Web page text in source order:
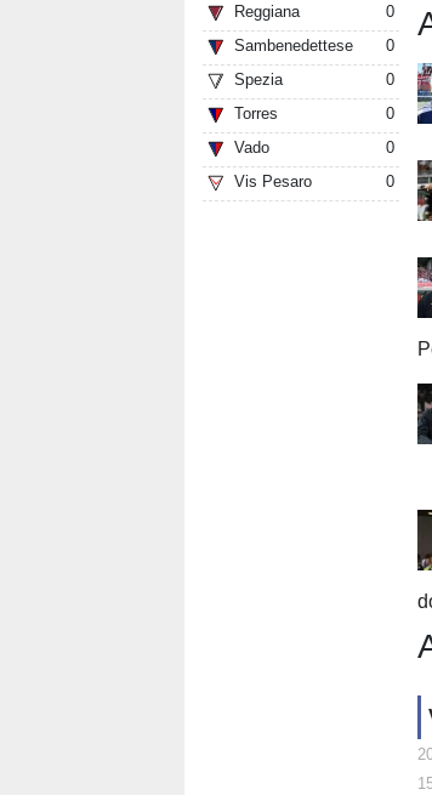
Reggiana
0
Sambenedettese
0
Spezia
0
Torres
0
Vado
0
Vis Pesaro
0